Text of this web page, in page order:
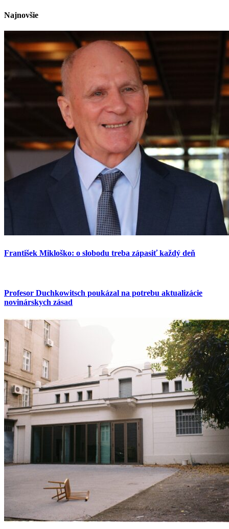
Najnovšie
František Mikloško: o slobodu treba zápasiť každý deň
Profesor Duchkowitsch poukázal na potrebu aktualizácie
novinárskych zásad